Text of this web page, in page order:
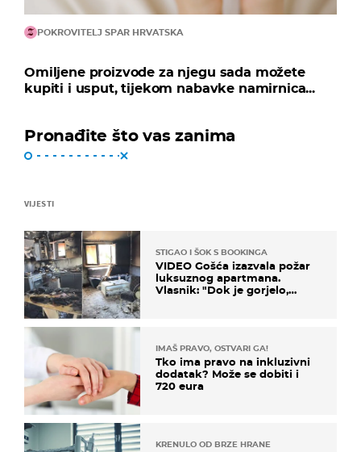
POKROVITELJ SPAR HRVATSKA
Omiljene proizvode za njegu sada možete
kupiti i usput, tijekom nabavke namirnica...
Pronađite što vas zanima
VIJESTI
STIGAO I ŠOK S BOOKINGA
VIDEO Gošća izazvala požar
luksuznog apartmana.
Vlasnik: "Dok je gorjelo,
IMAŠ PRAVO, OSTVARI GA!
Tko ima pravo na inkluzivni
dodatak? Može se dobiti i
720 eura
KRENULO OD BRZE HRANE